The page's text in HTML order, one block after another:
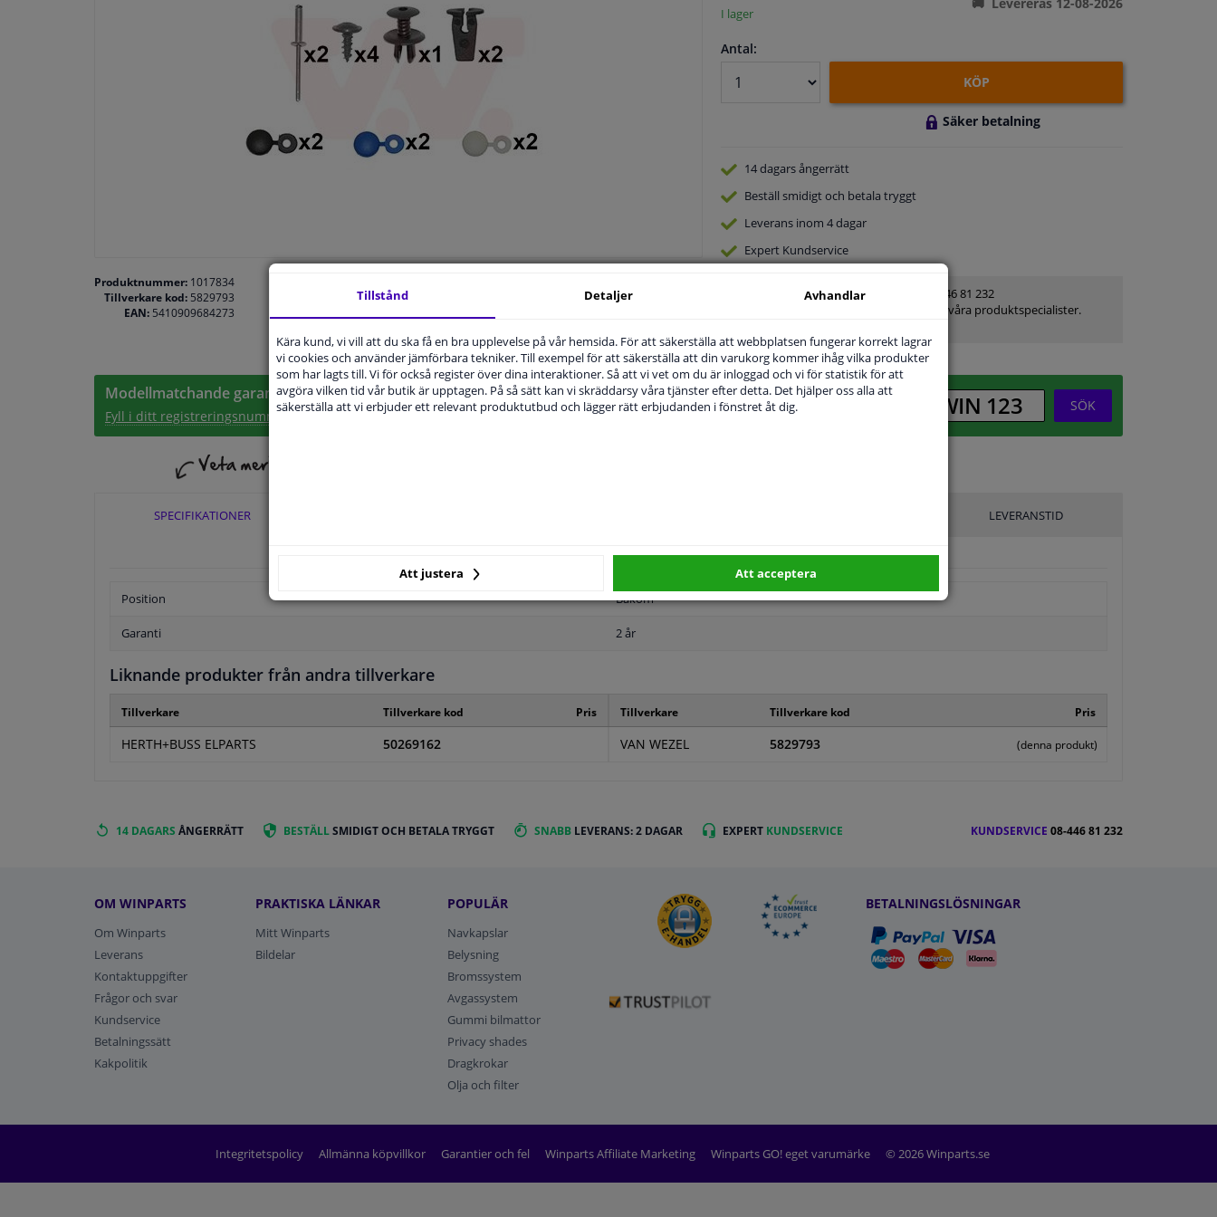
Produktnummer: 1017834
Tillverkare kod: 5829793
EAN: 5410909684273
I lager
Antal:
KÖP
Säker betalning
14 dagarsångerrätt
Beställ smidigt och betala tryggt
Leverans inom 4 dagar
Expert Kundservice
Kundservice:
08-446 81 232
Ställ din fråga hos våra produktspecialister.
Modellmatchande garanti, Hitta rätt bildelar.
Fyll i ditt registreringsnummerellerVälj din bil.
SÖK
SPECIFIKATIONER LEVERANSTID
Position Bakom
Garanti 2 år
Liknande produkter från andra tillverkare
Tillverkare Tillverkare kod Pris
HERTH+BUSS ELPARTS 50269162
Tillverkare Tillverkare kod Pris
VAN WEZEL 5829793 (denna produkt)
14 DAGARS ÅNGERRÄTT BESTÄLLSMIDIGT OCH BETALA TRYGGT SNABB LEVERANS: 2 DAGAR EXPERT KUNDSERVICE KUNDSERVICE 08-446 81 232
OM WINPARTS
Om Winparts
Leverans
Kontaktuppgifter
Frågor och svar
Kundservice
Betalningssätt
Kakpolitik
PRAKTISKA LÄNKAR
Mitt Winparts
Bildelar
POPULÄR
Navkapslar
Belysning
Bromssystem
Avgassystem
Gummi bilmattor
Privacy shades
Dragkrokar
Olja och filter
BETALNINGSLÖSNINGAR
Integritetspolicy Allmänna köpvillkor Garantier och fel Winparts Affiliate Marketing Winparts GO! eget varumärke © 2026 Winparts.se
Tillstånd Detaljer Avhandlar
Kära kund, vi vill att du ska få en bra upplevelse på vår hemsida. För att säkerställa att webbplatsen fungerar korrekt lagrar
vi cookies och använder jämförbara tekniker. Till exempel för att säkerställa att din varukorg kommer ihåg vilka produkter
som har lagts till. Vi för också register över dina interaktioner. Så att vi vet om du är inloggad och vi för statistik för att
avgöra vilken tid vår butik är upptagen. På så sätt kan vi skräddarsy våra tjänster efter detta. Det hjälper oss alla att
säkerställa att vi erbjuder ett relevant produktutbud och lägger rätt erbjudanden i fönstret åt dig.
Att justera Att acceptera